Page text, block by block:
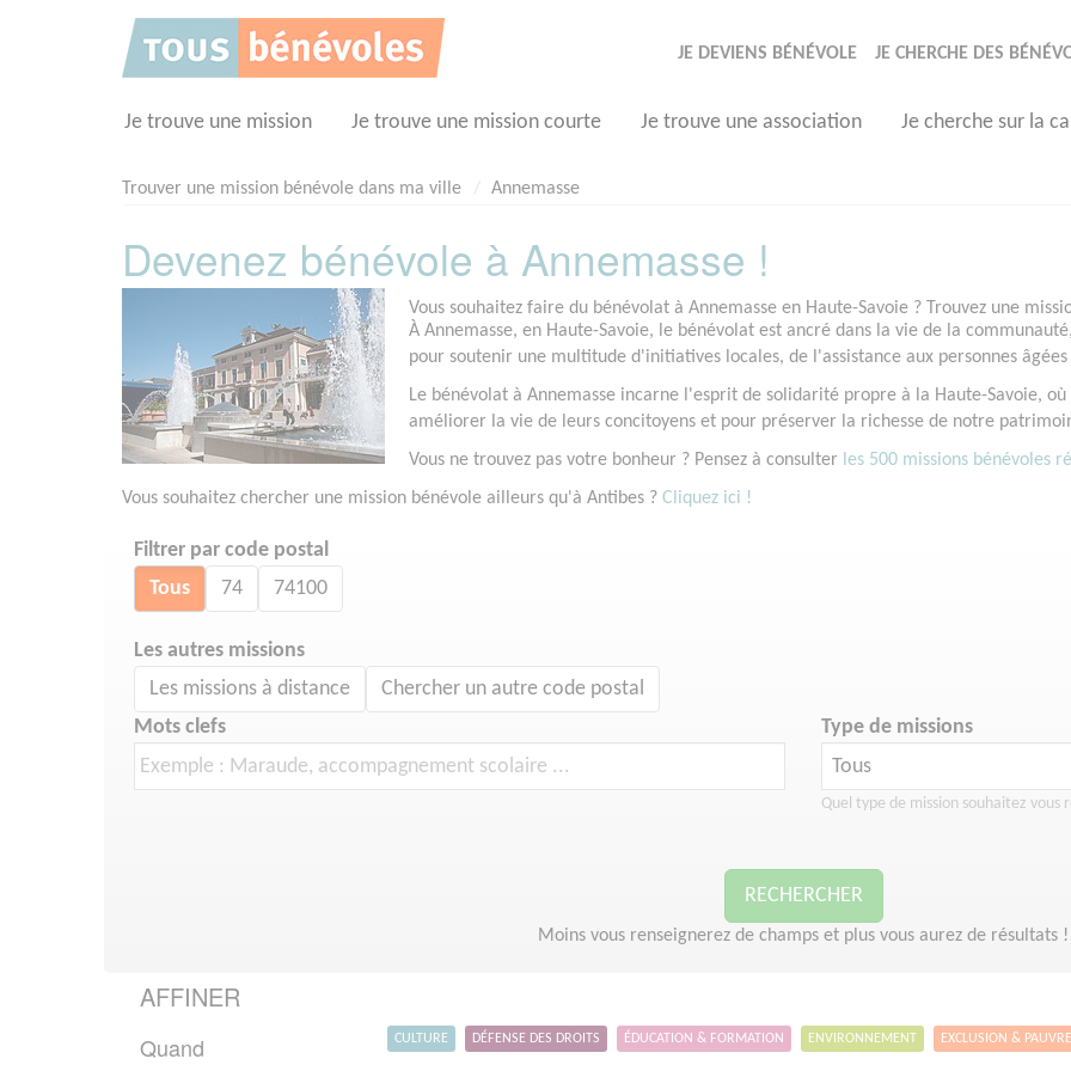
JE DEVIENS BÉNÉVOLE JE CHERCHE DES
Je trouve une mission Je trouve une mission courte Je trouve une association Je cherche sur la
Trouver une mission bénévole dans ma ville Annemasse
Devenez bénévole à Annemasse !
Vous souhaitez faire du bénévolat à Annemasse en Haute-Savoie ? Trouvez une
À Annemasse, en Haute-Savoie, le bénévolat est ancré dans la vie de la
pour soutenir une multitude d'initiatives locales, de l'assistance aux personnes
Le bénévolat à Annemasse incarne l'esprit de solidarité propre à la Haute-Savoie,
améliorer la vie de leurs concitoyens et pour préserver la richesse de notre
Vous ne trouvez pas votre bonheur ? Pensez à consulter les 500 missions bénévoles
Vous souhaitez chercher une mission bénévole ailleurs qu'à Antibes ? Cliquez ici !
Filtrer par code postal
Tous 74 74100
Les autres missions
Les missions à distance Chercher un autre code postal
Mots clefs Type de missions
Quel type de mission souhaitez vous
RECHERCHER
Moins vous renseignerez de champs et plus vous aurez de résultats !
AFFINER
Quand CULTURE DÉFENSE DES DROITS ÉDUCATION & FORMATION ENVIRONNEMENT EXCLUSION &